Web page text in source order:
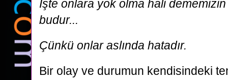
İşte onlara yok olma hali
budur...
Çünkü onlar aslında hatadır.
Bir olay ve durumun kendisindeki